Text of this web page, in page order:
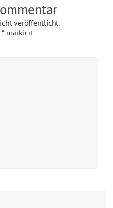
veröffentlicht.
* markiert